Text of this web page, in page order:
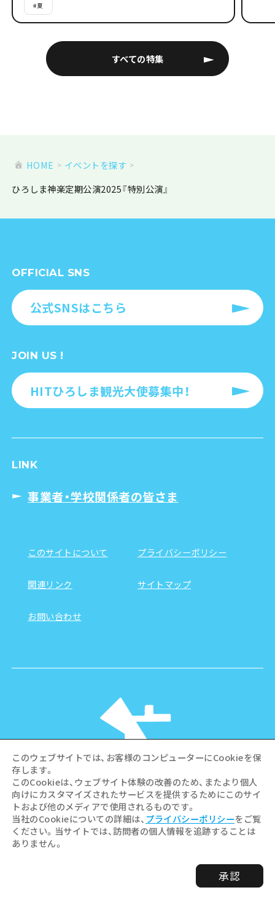
すべての特集
#夏
HOME
イベントを探す
ひろしま神楽定期公演2025『特別公演』
OFFICIAL SNS
公式SNSはこちら
JOIN US !
HITひろしま観光大使募集中！
LINK
事業者・学校関係者の皆さま
このサイトについて プライバシーポリシー
関連リンク サイトマップ
お問い合わせ
©Hiroshima Tourism Association /
Hiroshima Prefecture / Hiroshima City .
All rights reserved
このウェブサイトでは、お客様のコンピューターにCookieを保
存します。
このCookieは、ウェブサイト体験の改善のため、またより個人
向けにカスタマイズされたサービスを提供するためにこのサイ
トおよび他のメディアで使用されるものです。
当社のCookieについての詳細は、 プライバシーポリシーをご覧
ください。当サイトでは、訪問者の個人情報を追跡することは
ありません。
承認